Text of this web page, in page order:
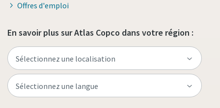
Offres d'emploi
En savoir plus sur Atlas Copco dans votre région :